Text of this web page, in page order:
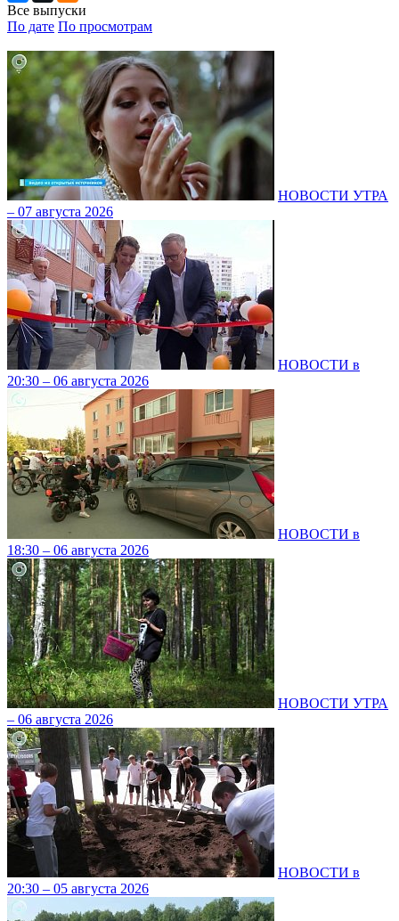
Все выпуски
По дате По просмотрам
НОВОСТИ УТРА
– 07 августа 2026
НОВОСТИ в
20:30 – 06 августа 2026
НОВОСТИ в
18:30 – 06 августа 2026
НОВОСТИ УТРА
– 06 августа 2026
НОВОСТИ в
20:30 – 05 августа 2026